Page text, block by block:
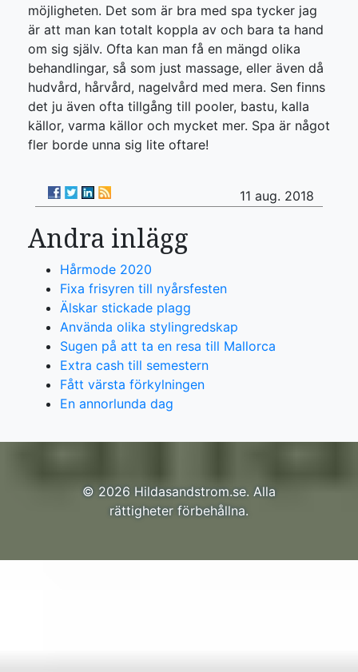
möjligheten. Det som är bra med spa tycker jag
är att man kan totalt koppla av och bara ta hand
om sig själv. Ofta kan man få en mängd olika
behandlingar, så som just massage, eller även då
hudvård, hårvård, nagelvård med mera. Sen finns
det ju även ofta tillgång till pooler, bastu, kalla
källor, varma källor och mycket mer. Spa är något
fler borde unna sig lite oftare!
11 aug. 2018
Andra inlägg
Hårmode 2020
Fixa frisyren till nyårsfesten
Älskar stickade plagg
Använda olika stylingredskap
Sugen på att ta en resa till Mallorca
Extra cash till semestern
Fått värsta förkylningen
En annorlunda dag
© 2026 Hildasandstrom.se. Alla
rättigheter förbehållna.